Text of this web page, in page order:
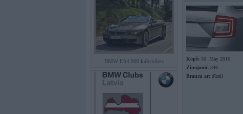
BMW E64 M6 kabriolets Kopš: 30. May 2016
Ziņojumi: 346
Braucu ar: dīzeli